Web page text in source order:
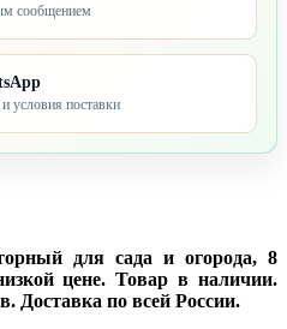
сообщением
условия поставки
для сада и огорода, 8
цене. Товар в наличии.
Доставка по всей России.